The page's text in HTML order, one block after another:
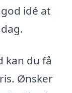
idé at
kan du få
Ønsker